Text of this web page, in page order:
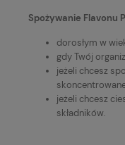
Spożywanie Flavonu
dorosłym w
gdy Twój
jeżeli chcesz
jeżeli chcesz
składników.